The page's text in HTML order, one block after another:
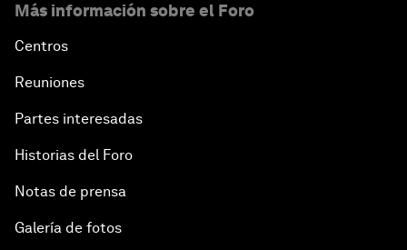
Más información sobre el Foro
Centros
Reuniones
Partes interesadas
Historias del Foro
Notas de prensa
Galería de fotos